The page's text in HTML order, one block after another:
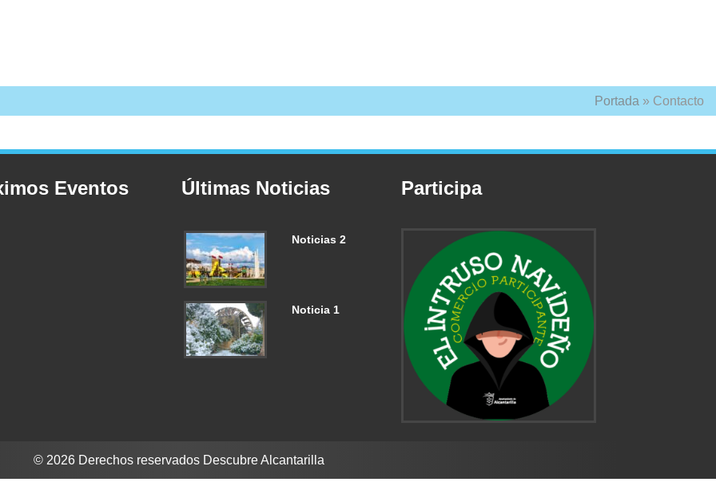
Portada » Contacto
Eventos Últimas Noticias
Noticias 2
Noticia 1
Participa
© 2026 Derechos reservados Descubre Alcantarilla